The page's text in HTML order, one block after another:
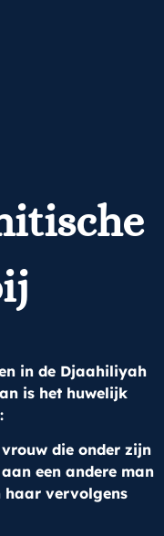
in de Djaahiliyah
is het huwelijk
die onder zijn
een andere man
haar vervolgens